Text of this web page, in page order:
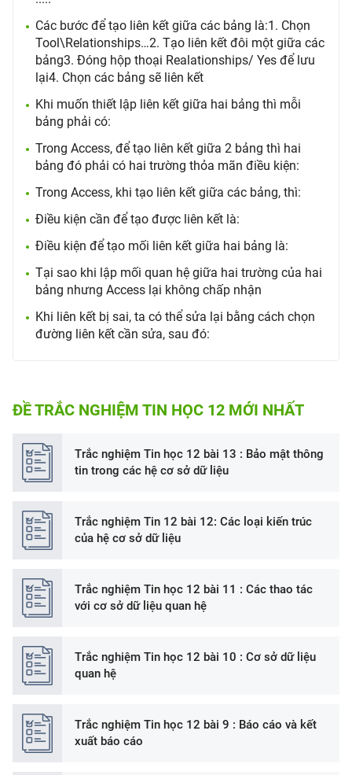
Các bước để tạo liên kết giữa các bảng là:1. Chọn
Tool\Relationships…2. Tạo liên kết đôi một giữa các
bảng3. Đóng hộp thoại Realationships/ Yes để lưu
lại4. Chọn các bảng sẽ liên kết
Khi muốn thiết lập liên kết giữa hai bảng thì mỗi
bảng phải có:
Trong Access, để tạo liên kết giữa 2 bảng thì hai
bảng đó phải có hai trường thỏa mãn điều kiện:
Trong Access, khi tạo liên kết giữa các bảng, thì:
Điều kiện cần để tạo được liên kết là:
Điều kiện để tạo mối liên kết giữa hai bảng là:
Tại sao khi lập mối quan hệ giữa hai trường của hai
bảng nhưng Access lại không chấp nhận
Khi liên kết bị sai, ta có thể sửa lại bằng cách chọn
đường liên kết cần sửa, sau đó:
ĐỀ TRẮC NGHIỆM TIN HỌC 12 MỚI NHẤT
Trắc nghiệm Tin học 12 bài 13 : Bảo mật thông
tin trong các hệ cơ sở dữ liệu
Trắc nghiệm Tin 12 bài 12: Các loại kiến trúc
của hệ cơ sở dữ liệu
Trắc nghiệm Tin học 12 bài 11 : Các thao tác
với cơ sở dữ liệu quan hệ
Trắc nghiệm Tin học 12 bài 10 : Cơ sở dữ liệu
quan hệ
Trắc nghiệm Tin học 12 bài 9 : Báo cáo và kết
xuất báo cáo